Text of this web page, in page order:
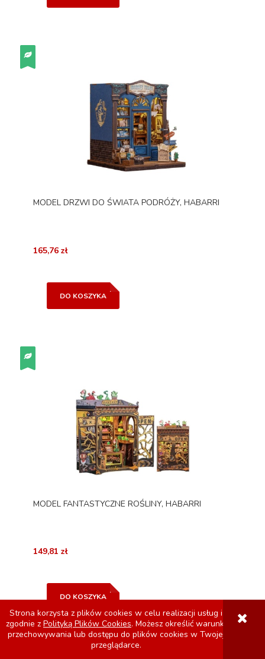
Strona korzysta z plików cookies w celu realizacji usług i
zgodnie z Polityką Plików Cookies. Możesz określić warunki
przechowywania lub dostępu do plików cookies w Twojej
przeglądarce.
MODEL DRZWI DO ŚWIATA PODRÓŻY, HABARRI
165,76 zł
DO KOSZYKA
MODEL FANTASTYCZNE ROŚLINY, HABARRI
149,81 zł
DO KOSZYKA